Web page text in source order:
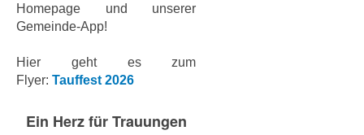
Homepage und unserer
Gemeinde-App!
Hier geht es zum
Flyer: Tauffest 2026
Ein Herz für Trauungen